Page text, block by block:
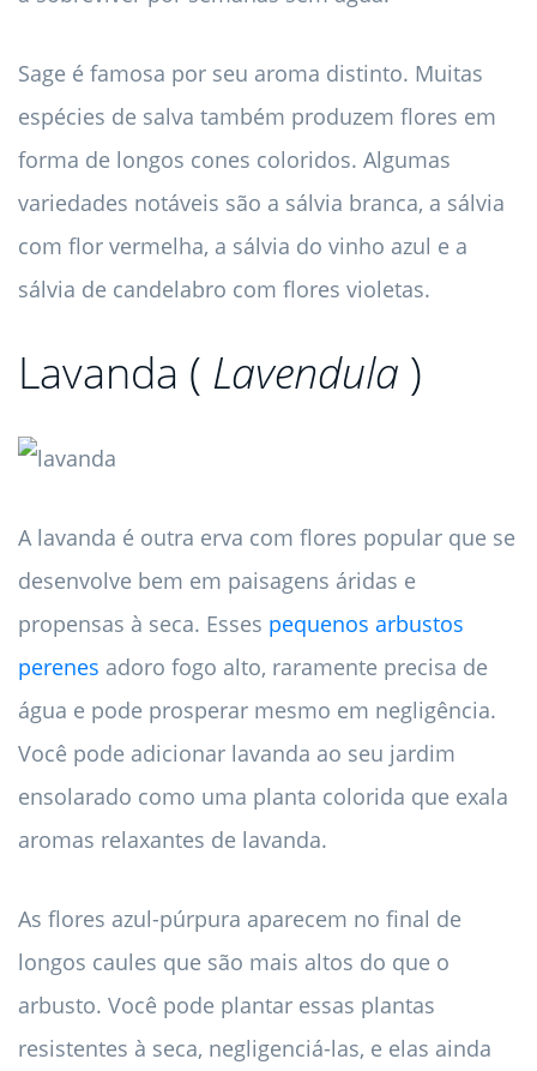
Sage é famosa por seu aroma distinto. Muitas
espécies de salva também produzem flores em
forma de longos cones coloridos. Algumas
variedades notáveis ​​são a sálvia branca, a sálvia
com flor vermelha, a sálvia do vinho azul e a
sálvia de candelabro com flores violetas.
Lavanda ( Lavendula )
A lavanda é outra erva com flores popular que se
desenvolve bem em paisagens áridas e
propensas à seca. Esses pequenos arbustos
perenes adoro fogo alto, raramente precisa de
água e pode prosperar mesmo em negligência.
Você pode adicionar lavanda ao seu jardim
ensolarado como uma planta colorida que exala
aromas relaxantes de lavanda.
As flores azul-púrpura aparecem no final de
longos caules que são mais altos do que o
arbusto. Você pode plantar essas plantas
resistentes à seca, negligenciá-las, e elas ainda